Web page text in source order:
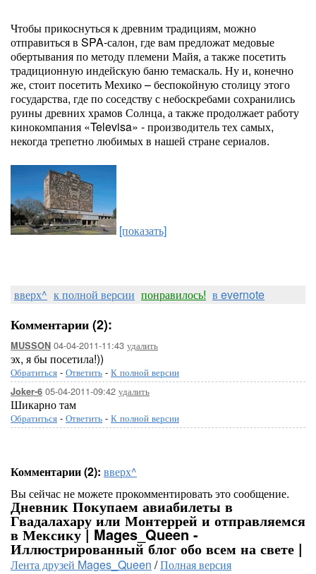
Чтобы прикоснуться к древним традициям, можно
отправиться в SPA-салон, где вам предложат медовые
обертывания по методу племени Майя, а также посетить
традиционную индейскую баню темаскаль. Ну и, конечно
же, стоит посетить Мехико – беспокойную столицу этого
государства, где по соседству с небоскребами сохранились
руины древних храмов Солнца, а также продолжает работу
кинокомпания «Televisa» - производитель тех самых,
некогда трепетно любимых в нашей стране сериалов.
[показать]
вверх^ к полной версии понравилось! в evernote
Комментарии (2):
MUSSON 04-04-2011-11:43 удалить
эх, я бы посетила!))
Обратиться - Ответить - К полной версии
Joker-6 05-04-2011-09:42 удалить
Шикарно там
Обратиться - Ответить - К полной версии
Комментарии (2): вверх^
Вы сейчас не можете прокомментировать это сообщение.
Дневник Покупаем авиабилеты в
Гвадалахару или Монтеррей и отправляемся
в Мексику | Mages_Queen -
Иллюстрированный блог обо всем на свете |
Лента друзей Mages_Queen /Полная версия